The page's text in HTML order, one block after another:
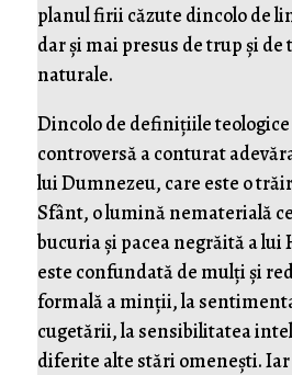
planul firii căzute dincolo de
dar și mai presus de trup și
naturale.
Dincolo de definițiile
controversă a conturat
lui Dumnezeu, care este o
Sfânt, o lumină nematerială
bucuria și pacea negrăită a lui
este confundată de mulți și
formală a minții, la
cugetării, la sensibilitatea
diferite alte stări omenești.